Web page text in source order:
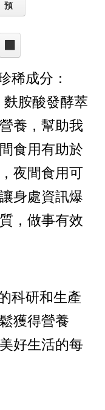
預
稀成分：
胺酸發酵萃
養，幫助我
食用有助於
夜間食用可
身處資訊爆
，做事有效
科研和生產
獲得營養
好生活的每